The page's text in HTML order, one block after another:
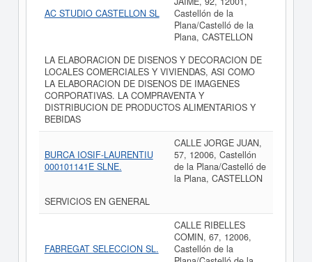
AC STUDIO CASTELLON SL
Castellón de la
Plana/Castelló de la
Plana, CASTELLON
LA ELABORACION DE DISENOS Y DECORACION DE
LOCALES COMERCIALES Y VIVIENDAS, ASI COMO
LA ELABORACION DE DISENOS DE IMAGENES
CORPORATIVAS. LA COMPRAVENTA Y
DISTRIBUCION DE PRODUCTOS ALIMENTARIOS Y
BEBIDAS
BURCA IOSIF-LAURENTIU
000101141E SLNE.
CALLE JORGE JUAN,
57, 12006, Castellón
de la Plana/Castelló de
la Plana, CASTELLON
SERVICIOS EN GENERAL
FABREGAT SELECCION SL.
CALLE RIBELLES
COMIN, 67, 12006,
Castellón de la